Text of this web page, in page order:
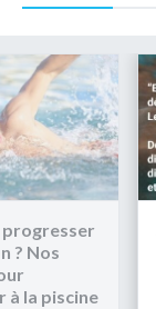
pour aller
: les citations
Nage en
!